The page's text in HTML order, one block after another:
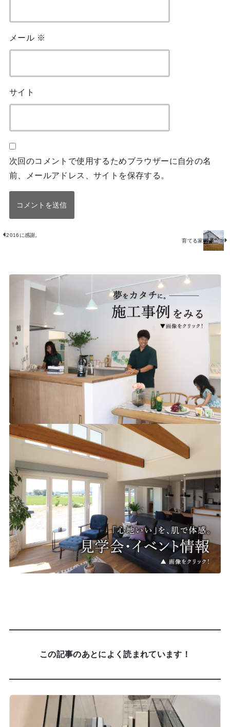
メール ※
サイト
次回のコメントで使用するためブラウザーに自分の名
前、メールアドレス、サイトを保存する。
2016に感謝。
育てる家
この記事のあとによく読まれています！